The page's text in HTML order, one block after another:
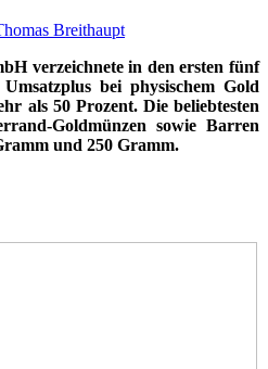
Breithaupt
verzeichnete in den ersten fünf
bei physischem Gold
als 50 Prozent. Die beliebtesten
Goldmünzen sowie Barren
und 250 Gramm.